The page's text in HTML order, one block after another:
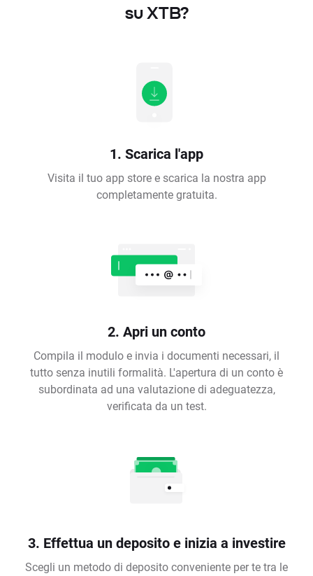
su XTB?
1. Scarica l'app
Visita il tuo app store e scarica la nostra app
completamente gratuita.
2. Apri un conto
Compila il modulo e invia i documenti necessari, il
tutto senza inutili formalità. L'apertura di un conto è
subordinata ad una valutazione di adeguatezza,
verificata da un test.
3. Effettua un deposito e inizia a investire
Scegli un metodo di deposito conveniente per te tra le